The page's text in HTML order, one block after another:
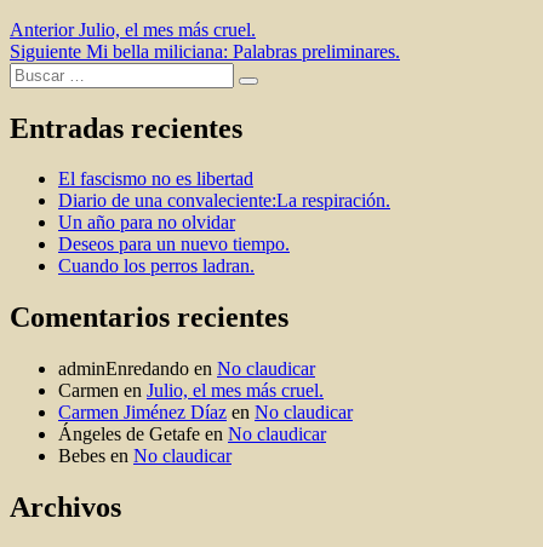
Navegación
de
entradas
Anterior Entrada
anterior:
Julio, el mes más cruel.
Siguiente Entrada
Mi bella miliciana: Palabras preliminares.
Buscar
por:
Buscar
Entradas recientes
El fascismo no es libertad
Diario de una convaleciente:La respiración.
Un año para no olvidar
Deseos para un nuevo tiempo.
Cuando los perros ladran.
Comentarios recientes
adminEnredando en No claudicar
Carmen en Julio, el mes más cruel.
Carmen Jiménez Díaz en No claudicar
Ángeles de Getafe en No claudicar
Bebes en No claudicar
Archivos